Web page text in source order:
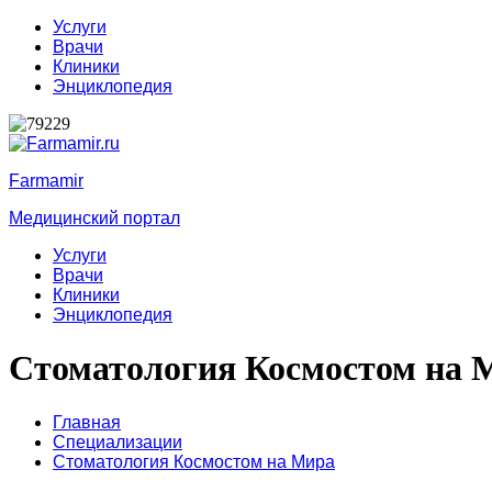
Услуги
Врачи
Клиники
Энциклопедия
Farmamir
Медицинский портал
Услуги
Врачи
Клиники
Энциклопедия
Стоматология Космостом на
Главная
Специализации
Стоматология Космостом на Мира